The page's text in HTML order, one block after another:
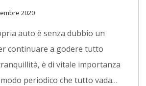
2020
auto è senza dubbio un
continuare a godere tutto
è di vitale importanza
periodico che tutto vada…